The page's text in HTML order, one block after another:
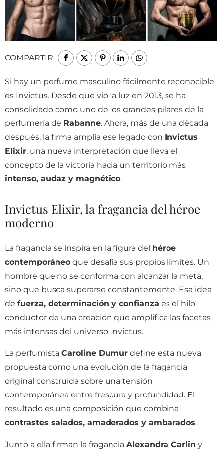
COMPARTIR
Si hay un perfume masculino fácilmente reconocible
es Invictus. Desde que vio la luz en 2013, se ha
consolidado como uno de los grandes pilares de la
perfumería de Rabanne. Ahora, más de una década
después, la firma amplía ese legado con Invictus
Elixir, una nueva interpretación que lleva el
concepto de la victoria hacia un territorio más
intenso, audaz y magnético.
Invictus Elixir, la fragancia del héroe
moderno
La fragancia se inspira en la figura del héroe
contemporáneo que desafía sus propios límites. Un
hombre que no se conforma con alcanzar la meta,
sino que busca superarse constantemente. Esa idea
de fuerza, determinación y confianza es el hilo
conductor de una creación que amplifica las facetas
más intensas del universo Invictus.
La perfumista Caroline Dumur define esta nueva
propuesta como una evolución de la fragancia
original construida sobre una tensión
contemporánea entre frescura y profundidad. El
resultado es una composición que combina
contrastes salados, amaderados y ambarados.
Junto a ella firman la fragancia Alexandra Carlin y